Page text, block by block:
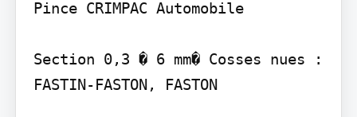
Pince CRIMPAC Automobile
Section 0,3 � 6 mm� Cosses nues :
FASTIN-FASTON, FASTON